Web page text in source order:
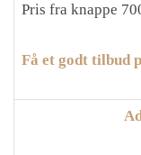
Pris fra knappe
Få et godt tilbud